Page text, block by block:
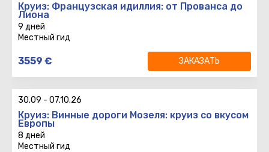
Круиз: Французская идиллия: от Прованса до
Лиона
9 дней
Местный гид
Вылет:TLV
LY321 14:45
Возврат:CDG
LY328 19:15
8 ночей
3559 € ЗАКАЗАТЬ
30.09 - 07.10.26
Круиз: Винные дороги Мозеля: круиз со вкусом
Европы
8 дней
Местный гид